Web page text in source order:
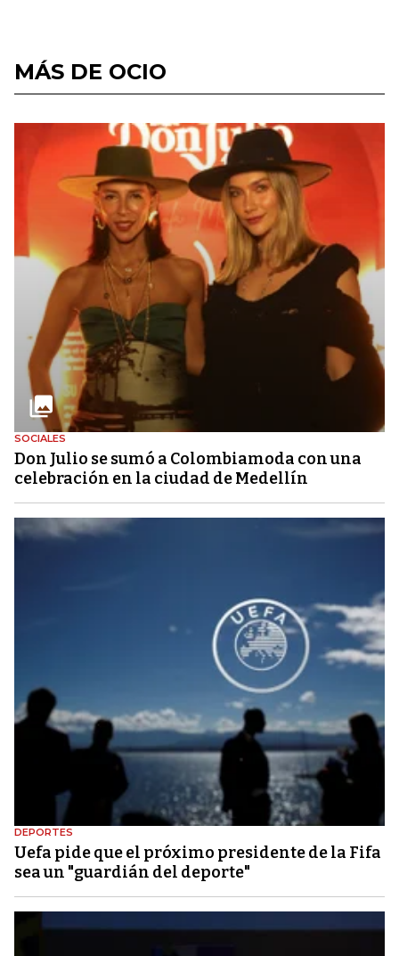
MÁS DE OCIO
SOCIALES
Don Julio se sumó a Colombiamoda con una
celebración en la ciudad de Medellín
DEPORTES
Uefa pide que el próximo presidente de la Fifa
sea un "guardián del deporte"